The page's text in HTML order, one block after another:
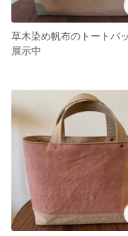
草木染め帆布のトートバ
展示中